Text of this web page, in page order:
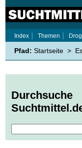
Index
Themen
Pfad: Startseite >
Durchsuche